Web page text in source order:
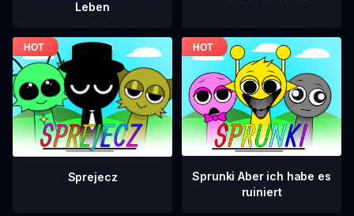
Leben
Sprejecz
Sprunki Aber ich habe es
ruiniert